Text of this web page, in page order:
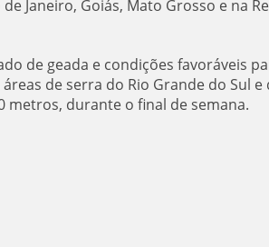
de Janeiro, Goiás, Mato Grosso e na
de geada e condições favoráveis
de serra do Rio Grande do Sul
metros, durante o final de semana.